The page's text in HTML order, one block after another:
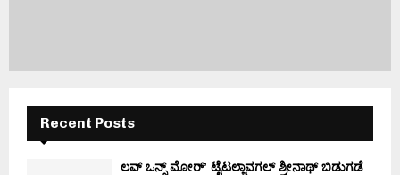
Recent Posts
ಲವ್ ಒನ್ಸ್ ಮೋರ್’ ಟೈಟಲ್ಜಾವಗಲ್ ಶ್ರೀನಾಥ್ ಬಿಡುಗಡೆ